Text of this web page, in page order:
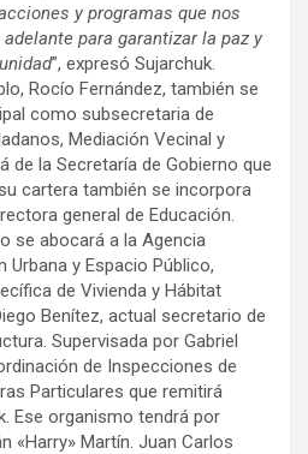
y programas que nos
para garantizar la paz y
”, expresó Sujarchuk.
Rocío Fernández, también se
como subsecretaria de
Mediación Vecinal y
de la Secretaría de Gobierno que
cartera también se incorpora
general de Educación.
se abocará a la Agencia
Urbana y Espacio Público,
de Vivienda y Hábitat
Benítez, actual secretario de
Supervisada por Gabriel
de Inspecciones de
Particulares que remitirá
Ese organismo tendrá por
«Harry» Martín. Juan Carlos